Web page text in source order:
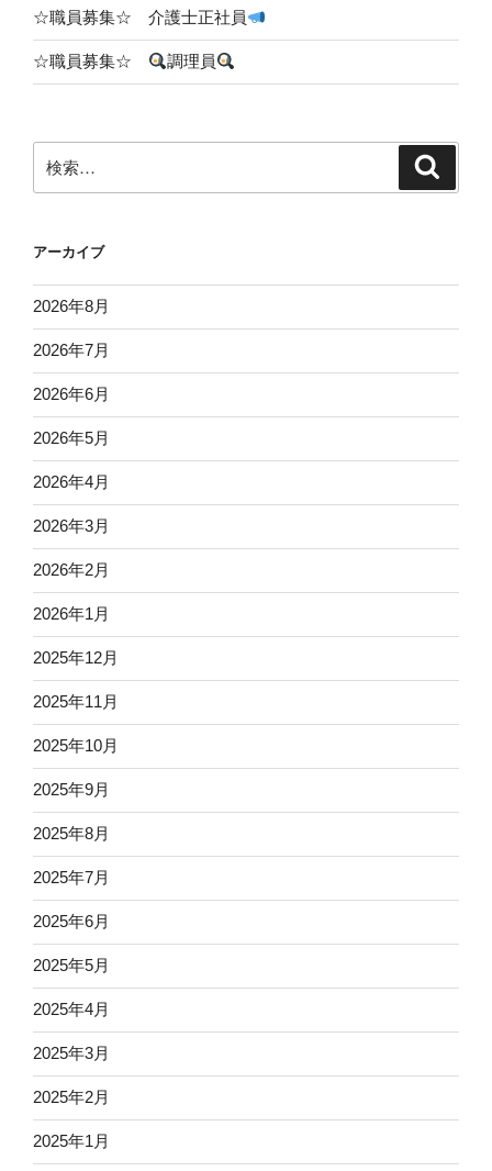
☆職員募集☆ 介護士正社員
☆職員募集☆ 調理員
索:
アーカイブ
2026年8月
2026年7月
2026年6月
2026年5月
2026年4月
2026年3月
2026年2月
2026年1月
2025年12月
2025年11月
2025年10月
2025年9月
2025年8月
2025年7月
2025年6月
2025年5月
2025年4月
2025年3月
2025年2月
2025年1月